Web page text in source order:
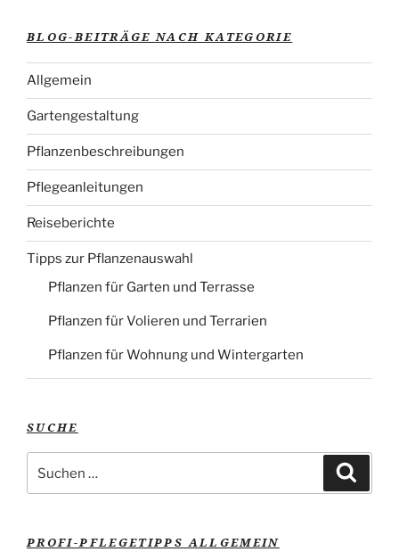
BLOG-BEITRÄGE NACH KATEGORIE
Allgemein
Gartengestaltung
Pflanzenbeschreibungen
Pflegeanleitungen
Reiseberichte
Tipps zur Pflanzenauswahl
Pflanzen für Garten und Terrasse
Pflanzen für Volieren und Terrarien
Pflanzen für Wohnung und Wintergarten
SUCHE
nach:
PROFI-PFLEGETIPPS ALLGEMEIN